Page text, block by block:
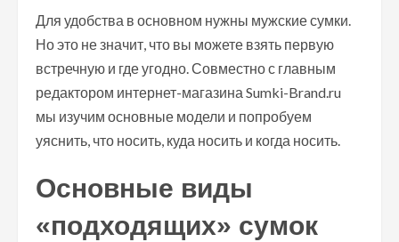
Для удобства в основном нужны мужские сумки.
Но это не значит, что вы можете взять первую
встречную и где угодно. Совместно с главным
редактором интернет-магазина Sumki-Brand.ru
мы изучим основные модели и попробуем
уяснить, что носить, куда носить и когда носить.
Основные виды
«подходящих» сумок